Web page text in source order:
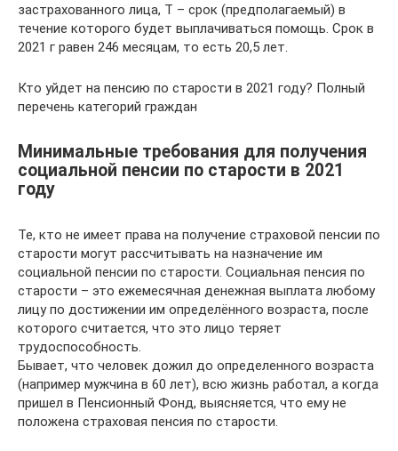
застрахованного лица, Т – срок (предполагаемый) в
течение которого будет выплачиваться помощь. Срок в
2021 г равен 246 месяцам, то есть 20,5 лет.
Кто уйдет на пенсию по старости в 2021 году? Полный
перечень категорий граждан
Минимальные требования для получения
социальной пенсии по старости в 2021
году
Те, кто не имеет права на получение страховой пенсии по
старости могут рассчитывать на назначение им
социальной пенсии по старости. Социальная пенсия по
старости – это ежемесячная денежная выплата любому
лицу по достижении им определённого возраста, после
которого считается, что это лицо теряет
трудоспособность.
Бывает, что человек дожил до определенного возраста
(например мужчина в 60 лет), всю жизнь работал, а когда
пришел в Пенсионный Фонд, выясняется, что ему не
положена страховая пенсия по старости.